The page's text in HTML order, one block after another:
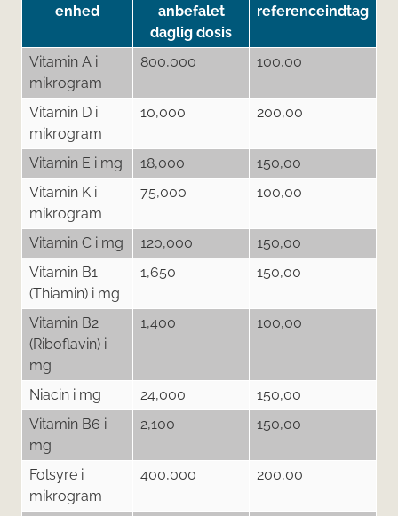
enhed
anbefalet
daglig dosis
referenceindtag
Vitamin A i
mikrogram
800,000 100,00
Vitamin D i
mikrogram
10,000 200,00
Vitamin E i mg 18,000
150,00
Vitamin K i
mikrogram
75,000 100,00
Vitamin C i mg 120,000
150,00
Vitamin B1
(Thiamin) i mg
1,650 150,00
Vitamin B2
(Riboflavin) i
mg
1,400 100,00
Niacin i mg 24,000
150,00
Vitamin B6 i
mg
2,100 150,00
Folsyre i
mikrogram
400,000 200,00